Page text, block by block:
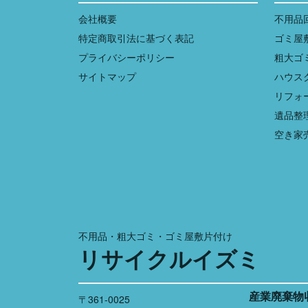
会社概要
特定商取引法に基づく表記
プライバシーポリシー
サイトマップ
不用品
ゴミ屋
粗大ゴ
ハウス
リフォ
遺品整
空き家
不用品・粗大ゴミ・ゴミ屋敷片付け
リサイクルイズミ
〒361-0025 産業廃棄物